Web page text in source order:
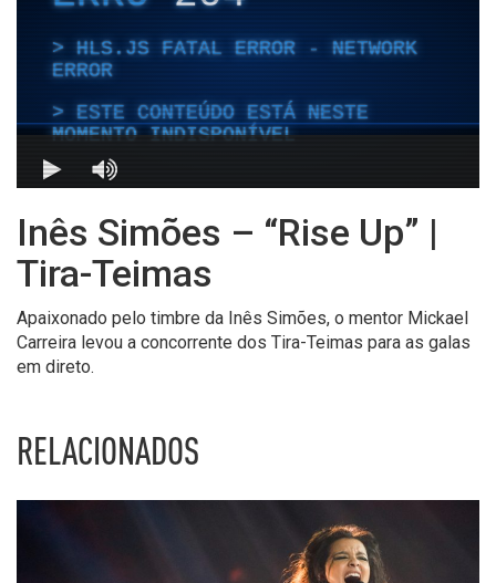
Inês Simões – “Rise Up” |
Tira-Teimas
Apaixonado pelo timbre da Inês Simões, o mentor Mickael
Carreira levou a concorrente dos Tira-Teimas para as galas
em direto.
RELACIONADOS